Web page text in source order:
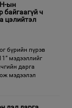
ын
ч
цэлийтэл
бүрийн пүрэв
мэдээллийг
дарга
мэдээлэл